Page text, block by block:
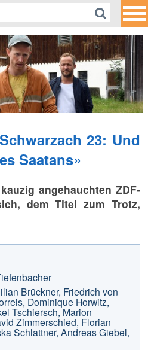
23: Und
Saatans»
angehauchten ZDF-
dem Titel zum Trotz,
Brückner, Friedrich von
Dominique Horwitz,
Tschiersch, Marion
Zimmerschied, Florian
Schlattner, Andreas Giebel,